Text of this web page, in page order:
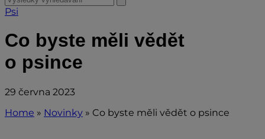
for:
search
Psi
Co byste měli vědět
o psince
29 června 2023
Home » Novinky » Co byste měli vědět o psince